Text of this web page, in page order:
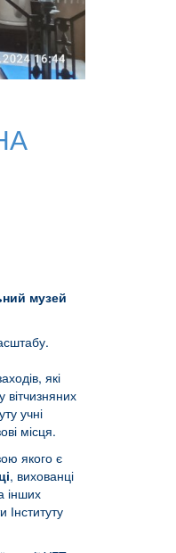
музей
які
вітчизняних
учні
місця.
якого є
, вихованці
інших
Інституту